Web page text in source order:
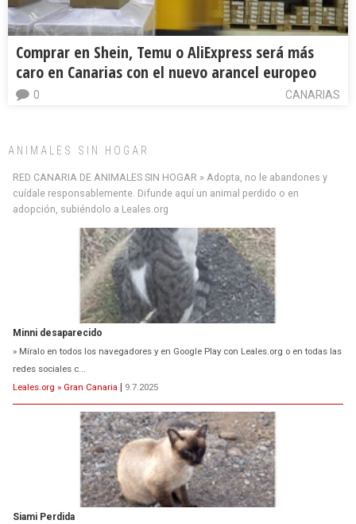
Comprar en Shein, Temu o AliExpress será más
caro en Canarias con el nuevo arancel europeo
CANARIAS
0
ANIMALES SIN HOGAR
RED CANARIA DE ANIMALES SIN HOGAR » Adopta, no le abandones y
cuídale responsablemente. Difunde aquí un animal perdido o en
adopción, subiéndolo a Leales.org
Minni desaparecido
» Míralo en todos los navegadores y en Google Play con Leales.org o en todas las
redes sociales c...
Leales.org » Gran Canaria | 9.7.2025
Siami Perdida